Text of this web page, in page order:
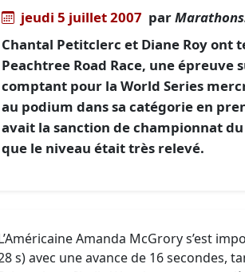
jeudi 5 juillet 2007 par
Chantal Petitclerc et Diane Roy
Peachtree Road Race, une
comptant pour la World Series
au podium dans sa catégorie en
avait la sanction de championnat
que le niveau était très relevé.
Amanda McGrory s’est
s) avec une avance de 16 secondes,